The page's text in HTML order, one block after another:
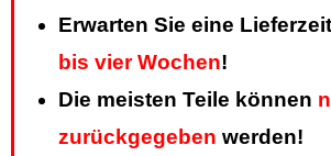
Erwarten Sie eine
bis vier Wochen!
Die meisten Teile können
zurückgegeben werden!